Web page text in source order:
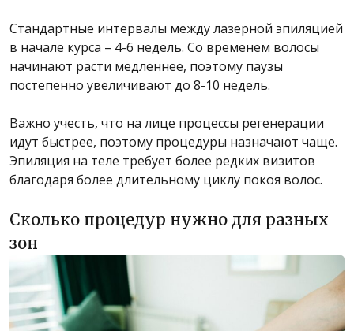
Стандартные интервалы между лазерной эпиляцией
в начале курса – 4-6 недель. Со временем волосы
начинают расти медленнее, поэтому паузы
постепенно увеличивают до 8-10 недель.
Важно учесть, что на лице процессы регенерации
идут быстрее, поэтому процедуры назначают чаще.
Эпиляция на теле требует более редких визитов
благодаря более длительному циклу покоя волос.
Сколько процедур нужно для разных
зон